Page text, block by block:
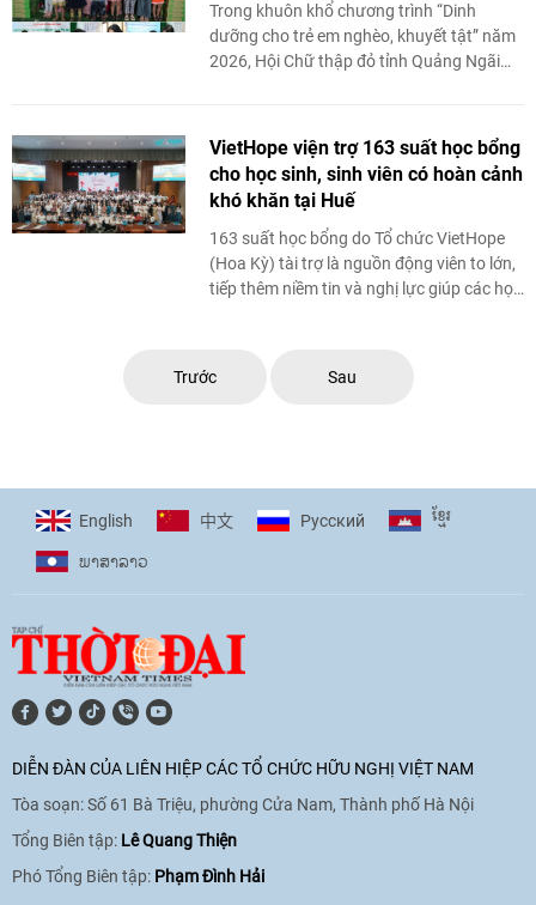
Trong khuôn khổ chương trình “Dinh
dưỡng cho trẻ em nghèo, khuyết tật” năm
2026, Hội Chữ thập đỏ tỉnh Quảng Ngãi
VietHope viện trợ 163 suất học bổng
cho học sinh, sinh viên có hoàn cảnh
khó khăn tại Huế
163 suất học bổng do Tổ chức VietHope
(Hoa Kỳ) tài trợ là nguồn động viên to lớn,
tiếp thêm niềm tin và nghị lực giúp các học
Trước Sau
English 中文 Pусский ខ្មែរ
ພາ​ສາ​ລາວ
DIỄN ĐÀN CỦA LIÊN HIỆP CÁC TỔ CHỨC HỮU NGHỊ VIỆT NAM
Tòa soạn: Số 61 Bà Triệu, phường Cửa Nam, Thành phố Hà Nội
Tổng Biên tập: Lê Quang Thiện
Phó Tổng Biên tập: Phạm Đình Hải